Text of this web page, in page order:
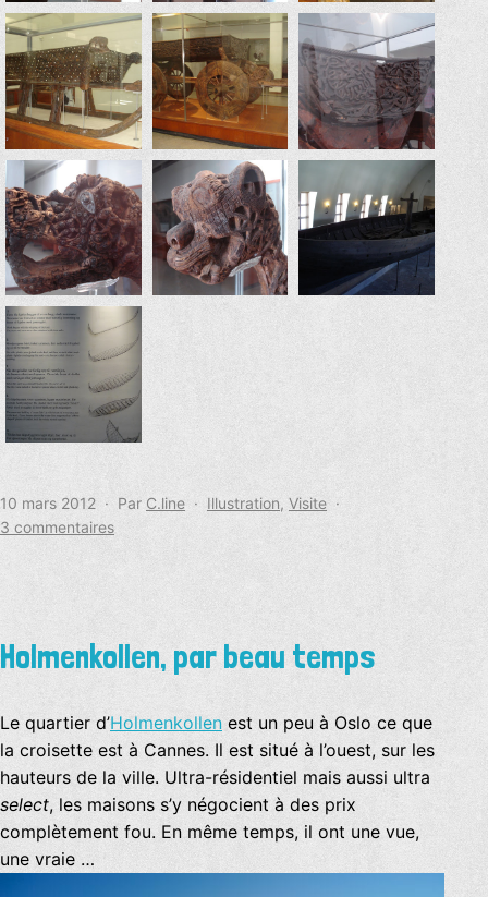
Publié
le
10 mars 2012 Par C.line
Catégorisé
Illustration, Visite
3 commentairessur
faux-
amis,
les
bons-
des
français
Holmenkollen, par beau temps
Le quartier d’Holmenkollen est un peu à Oslo ce que
la croisette est à Cannes. Il est situé à l’ouest, sur les
hauteurs de la ville. Ultra-résidentiel mais aussi ultra
select, les maisons s’y négocient à des prix
complètement fou. En même temps, il ont une vue,
une vraie …